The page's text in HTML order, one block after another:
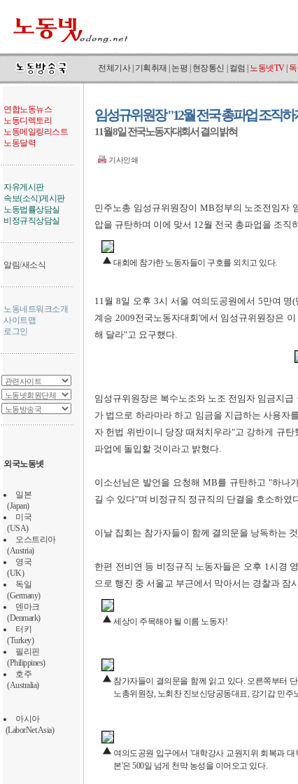
전체기사| 기획취재 논평 현장통신 컬럼 노동넷TV|
연합노동뉴스
노동디렉토리
노동메일링리스트
노동달력
자유게시판
속보(소식)게시판
노동법률상담실
비정규직상담실
알림/새소식
노동네트워크소개
사이트맵
로그인
외국노동넷
일본
(Japan)
미국
(USA)
오스트리아
(Austria)
영국
(UK)
독일
(Germany)
덴마크
(Denmark)
터키
(Turkey)
필리핀
(Philippines)
호주
(Australia)
아시아
(LaborNet Asia)
임성규위원장 "12월 전국 총파업 조직
11월 8일 전국노동자대회서 결의 밝혀
기사인쇄
민주노총 임성규위원장이 MB정부의 노조전임자
압을 규탄하며 이에 맞서 12월 전국 총파업을 조직
대회에 참가한 노동자들이 구호를 외치고 있다.
11월 8일 오후 3시 서울 여의도공원에서 5만여
계승 2009전국노동자대회'에서 임성규위원장은
해 달라"고 요구했다.
임성규위원장은 복수노조와 노조 전임자 임금지
가 법으로 하라마라 하고 임금을 지급하는 사용자
자 헌법 위반이니 당장 때쳐치우라"고 강하게 규
파업에 돌입할 것이라고 밝혔다.
이소선님은 발언을 요청해 MB를 규탄하고 "하나
길 수 있다"며 비정규직 정규직의 단결을 호소하였
이날 집회는 참가자들이 함께 결의문을 낭독하는
한편 전비연 등 비정규직 노동자들은 오후 1시경
으로 행진 중 서울교 부근에서 막아서는 경찰과 잠
세상이 주목해야 될 이름 노동자!
참가자들이 결의문을 함께 읽고 있다. 오른쪽부터
노총위원장, 노회찬 진보신당공동대표, 강기갑 민주
여의도공원 입구에서 '대학강사 교원지위 회복과
본'은 500일 넘게 천막 농성을 이어오고 있다.